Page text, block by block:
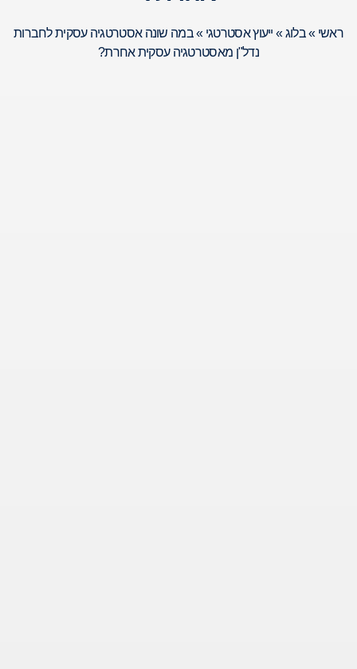
ראשי »בלוג» ייעוץ אסטרטגי »במה שונה אסטרטגיה עסקית לחברות
נדל"ן מאסטרטגיה עסקית אחרת?